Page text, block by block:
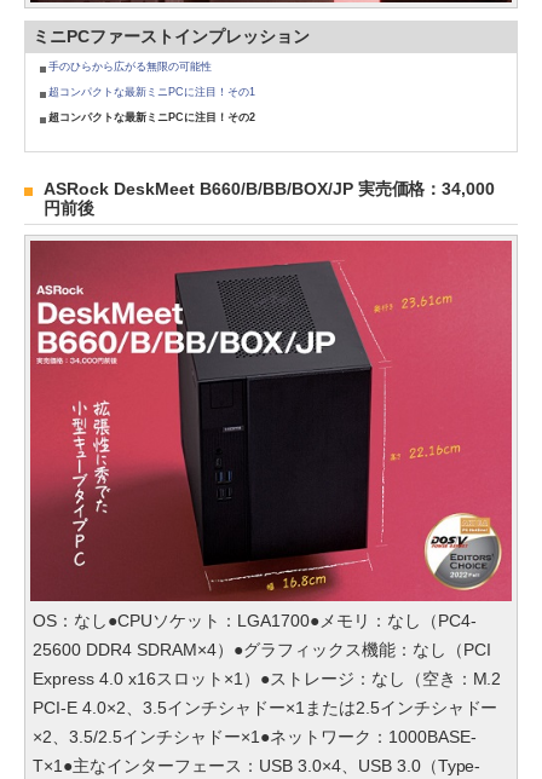
ミニPCファーストインプレッション
手のひらから広がる無限の可能性
超コンパクトな最新ミニPCに注目！その1
超コンパクトな最新ミニPCに注目！その2
ASRock DeskMeet B660/B/BB/BOX/JP 実売価格：34,000
円前後
OS：なし●CPUソケット：LGA1700●メモリ：なし（PC4-
25600 DDR4 SDRAM×4）●グラフィックス機能：なし（PCI
Express 4.0 x16スロット×1）●ストレージ：なし（空き：M.2
PCI-E 4.0×2、3.5インチシャドー×1または2.5インチシャドー
×2、3.5/2.5インチシャドー×1●ネットワーク：1000BASE-
T×1●主なインターフェース：USB 3.0×4、USB 3.0（Type-